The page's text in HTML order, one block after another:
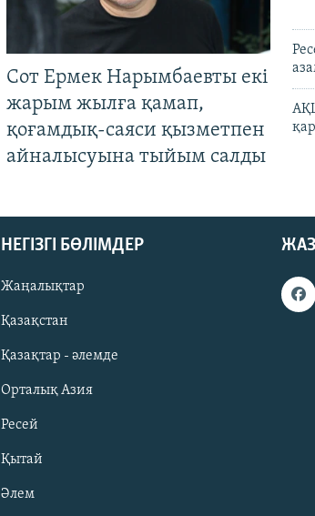
Сот Ермек Нарымбаевты екі
жарым жылға қамап,
қоғамдық-саяси қызметпен
айналысуына тыйым салды
НЕГІЗГІ БӨЛІМДЕР
Жаңалықтар
Қазақстан
Қазақтар - әлемде
Орталық Азия
Ресей
Қытай
Әлем